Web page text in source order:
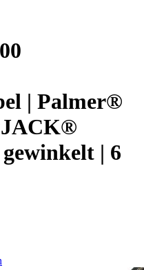
| Palmer®
| 6